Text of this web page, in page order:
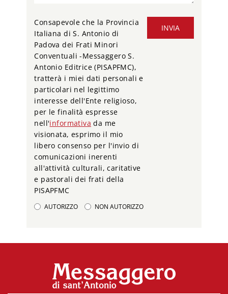
INVIA
Consapevole che la Provincia
Italiana di S. Antonio di
Padova dei Frati Minori
Conventuali -Messaggero S.
Antonio Editrice (PISAPFMC),
tratterà i miei dati personali e
particolari nel legittimo
interesse dell'Ente religioso,
per le finalità espresse
nell'informativa da me
visionata, esprimo il mio
libero consenso per l'invio di
comunicazioni inerenti
all'attività culturali, caritative
e pastorali dei frati della
PISAPFMC
AUTORIZZO NON AUTORIZZO